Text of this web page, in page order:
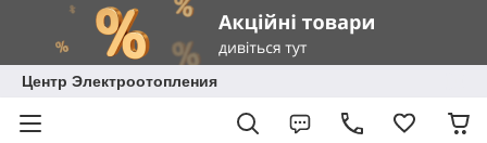
Центр Электроотопления